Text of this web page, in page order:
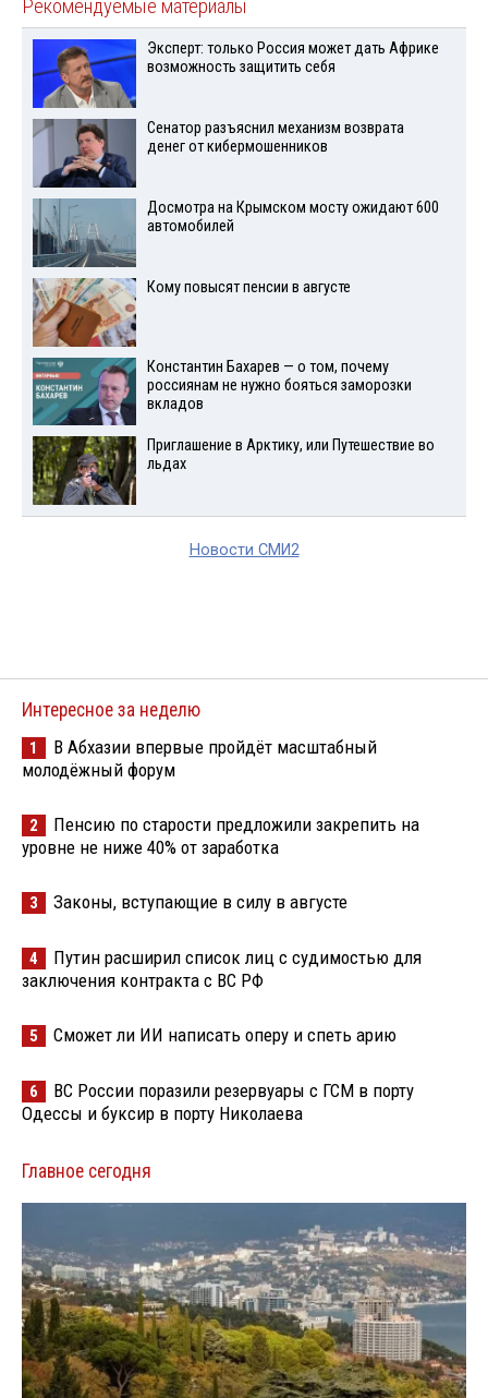
Рекомендуемые материалы
Эксперт: только Россия может дать Африке
возможность защитить себя
Сенатор разъяснил механизм возврата
денег от кибермошенников
Досмотра на Крымском мосту ожидают 600
автомобилей
Кому повысят пенсии в августе
Константин Бахарев — о том, почему
россиянам не нужно бояться заморозки
вкладов
Приглашение в Арктику, или Путешествие во
льдах
Новости СМИ2
Интересное за неделю
1
В Абхазии впервые пройдёт масштабный
молодёжный форум
2
Пенсию по старости предложили закрепить на
уровне не ниже 40% от заработка
3 Законы, вступающие в силу в августе
4
Путин расширил список лиц с судимостью для
заключения контракта с ВС РФ
5 Сможет ли ИИ написать оперу и спеть арию
6
ВС России поразили резервуары с ГСМ в порту
Одессы и буксир в порту Николаева
Главное сегодня